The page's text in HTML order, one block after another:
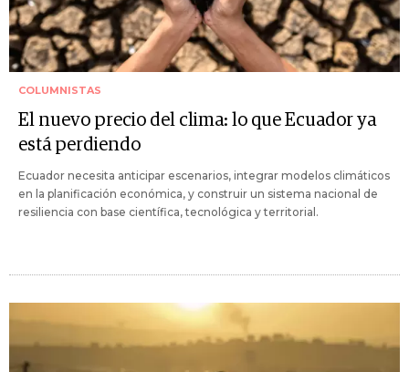
COLUMNISTAS
El nuevo precio del clima: lo que Ecuador ya
está perdiendo
Ecuador necesita anticipar escenarios, integrar modelos climáticos
en la planificación económica, y construir un sistema nacional de
resiliencia con base científica, tecnológica y territorial.